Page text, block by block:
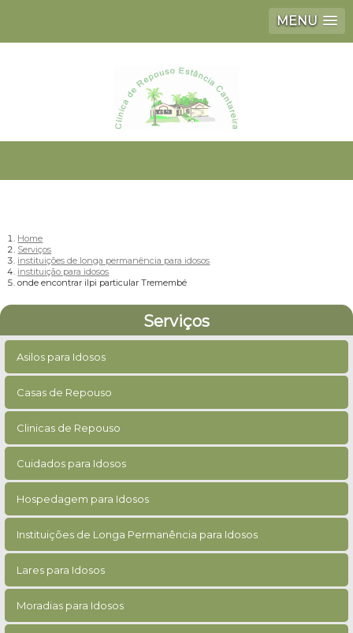
MENU
Home
Serviços
instituições de longa permanência para idosos
instituição para idosos
onde encontrar ilpi particular Tremembé
Serviços
Asilos para Idosos
Casas de Repouso
Clinicas de Repouso
Cuidados para Idosos
Hospedagem para Idosos
Instituições de Longa Permanência para Idosos
Lares para Idosos
Moradias para Idosos